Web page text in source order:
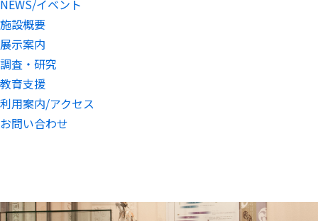
NEWS/イベント
施設概要
展示案内
調査・研究
教育支援
利用案内/アクセス
お問い合わせ